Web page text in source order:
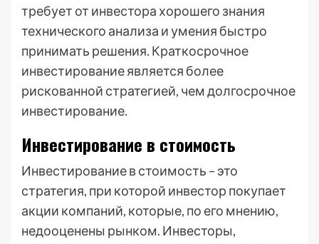
требует от инвестора хорошего знания
технического анализа и умения быстро
принимать решения. Краткосрочное
инвестирование является более
рискованной стратегией, чем долгосрочное
инвестирование.
Инвестирование в стоимость
Инвестирование в стоимость – это
стратегия, при которой инвестор покупает
акции компаний, которые, по его мнению,
недооценены рынком. Инвесторы,